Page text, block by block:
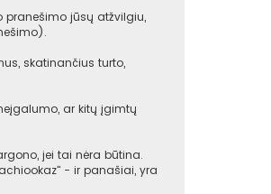
jūsų atžvilgiu,
skatinančius turto,
ar kitų įgimtų
jei tai nėra būtina.
- ir panašiai, yra